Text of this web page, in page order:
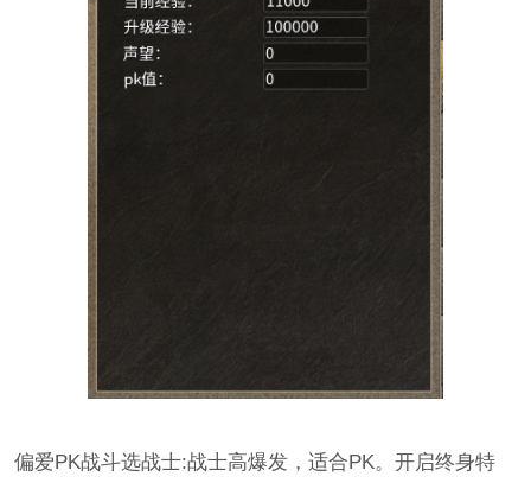
偏爱PK战斗选战士:战士高爆发，适合PK。开启终身特